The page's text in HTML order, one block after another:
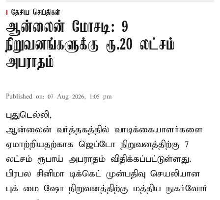
தேசிய செய்திகள்
ஆன்லைன் மோசடி: 9
நிறுவனங்களுக்கு ரூ.20 லட்சம்
அபராதம்
Published on: 07 Aug 2026, 1:05 pm
புதுடெல்லி,
ஆன்லைன் வர்த்தகத்தில் வாடிக்கையாளர்களை
ஏமாற்றியதற்காக ஜெப்டோ நிறுவனத்திற்கு 7
லட்சம் ரூபாய் அபராதம் விதிக்கப்பட்டுள்ளது.
பிரபல சினிமா டிக்கெட் முன்பதிவு செயலியான
புக் மை ஷோ நிறுவனத்திற்கு மத்திய நுகர்வோர்